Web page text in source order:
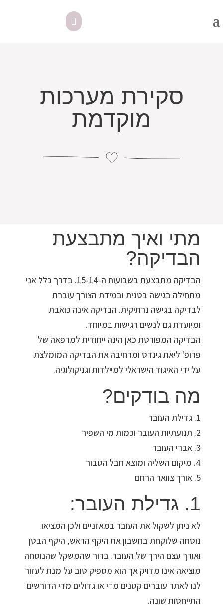
סקירת מערכות
מוקדמת
מתי ואיך מתבצעת
הבדיקה?
הבדיקה מתבצעת בשבועות ה-15-14. בדרך כלל אני
מתחילה בגישה בטנית ובמידת הצורך עוברת
לבדיקה בגישה נרתיקית. הבדיקה אינה כואבת
ומיועדת גם לנשים רגישות במיוחד.
הבדיקה המפורטת כאן הינה ייחודית למרפאה של
פרופ' ליאת גינדס ומרחיבה את הבדיקה המומלצת
על ידי האיגוד הישראלי למיילדות וגניקולוגיה.
מה בודקים?
1. גדילת העובר
2. תנועתיות העובר וכמות מי השפיר
3. אברי העובר
4. מיקום השליה ומוצא חבל הטבור
5. אורך צוואר הרחם
1. גדילת העובר:
לא ניתן לשקול את העובר במאזניים ולכן המציאו
נוסחה שלוקחת בחשבון את היקף הראש, היקף הבטן
ואורך עצם הירך של העובר. ברור שהמשקל שהנוסחה
מוציאה אינו מדויק אך הוא מספיק טוב על מנת לעזור
לנו לאתר עוברים קטנים מדי או גדולים מדי הדורשים
התייחסות שונה.